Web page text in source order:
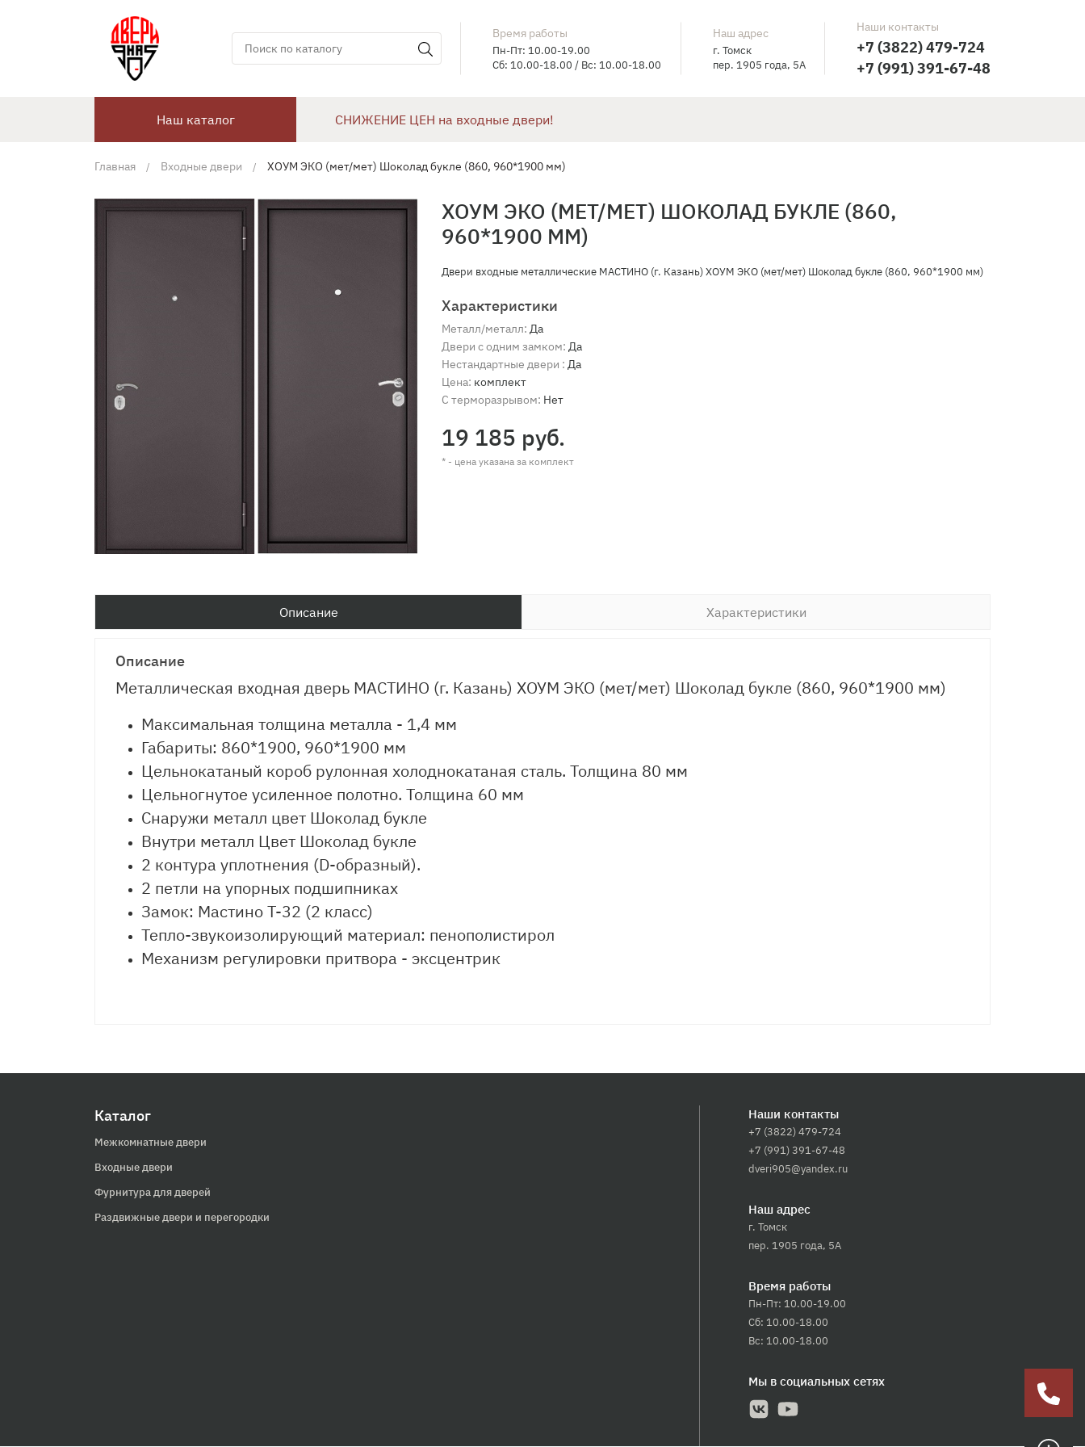
Время работы
Пн-Пт: 10.00-19.00
Сб: 10.00-18.00 / Вс: 10.00-18.00
Наш адрес
г. Томск
пер. 1905 года, 5А
Наши контакты
+7 (3822) 479-724
+7 (991) 391-67-48
Наш каталог СНИЖЕНИЕ ЦЕН на входные двери!
Главная Входные двери ХОУМ ЭКО (мет/мет) Шоколад букле (860, 960*1900 мм)
ХОУМ ЭКО (МЕТ/МЕТ) ШОКОЛАД БУКЛЕ (860,
960*1900 ММ)
Двери входные металлические МАСТИНО (г. Казань) ХОУМ ЭКО (мет/мет) Шоколад букле (860, 960*1900 мм)
Характеристики
Металл/металл: Да
Двери с одним замком: Да
Нестандартные двери : Да
Цена: комплект
С терморазрывом: Нет
19 185 руб.
* - цена указана за комплект
Описание Характеристики
Описание
Металлическая входная дверь МАСТИНО (г. Казань) ХОУМ ЭКО (мет/мет) Шоколад букле (860, 960*1900 мм)
Максимальная толщина металла - 1,4 мм
Габариты: 860*1900, 960*1900 мм
Цельнокатаный короб рулонная холоднокатаная сталь. Толщина 80 мм
Цельногнутое усиленное полотно. Толщина 60 мм
Снаружи металл цвет Шоколад букле
Внутри металл Цвет Шоколад букле
2 контура уплотнения (D-образный).
2 петли на упорных подшипниках
Замок: Мастино Т-32 (2 класс)
Тепло-звукоизолирующий материал: пенополистирол
Механизм регулировки притвора - эксцентрик
Каталог
Межкомнатные двери
Входные двери
Фурнитура для дверей
Раздвижные двери и перегородки
Наши контакты
+7 (3822) 479-724
+7 (991) 391-67-48
dveri905@yandex.ru
Наш адрес
г. Томск
пер. 1905 года, 5А
Время работы
Пн-Пт: 10.00-19.00
Сб: 10.00-18.00
Вс: 10.00-18.00
Мы в социальных сетях